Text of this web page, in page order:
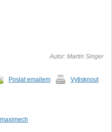
Autor: Martin Singer
Poslat emailem Vytisknout